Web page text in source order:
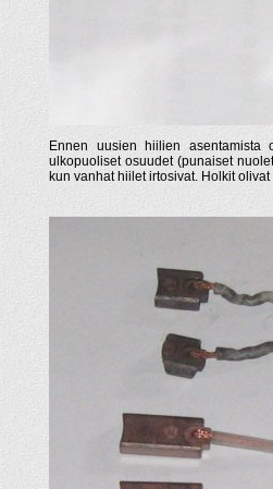
Ennen uusien hiilien asentamista
ulkopuoliset osuudet (punaiset
kun vanhat hiilet irtosivat. Holkit